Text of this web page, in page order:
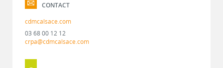
CONTACT
cdmcalsace.com
03 68 00 12 12
crpa@cdmcalsace.com